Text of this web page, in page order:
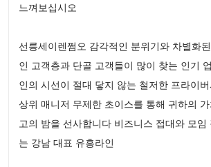
느껴보십시오
선릉세이렌쩜오 감각적인 분위기와 차별화
인 고객층과 단골 고객들이 많이 찾는 인기
인의 시선이 절대 닿지 않는 철저한 프라이
상위 매니저 무제한 초이스를 통해 귀하의
고의 밤을 선사합니다 비즈니스 접대와 모임
는 강남 대표 유흥라인